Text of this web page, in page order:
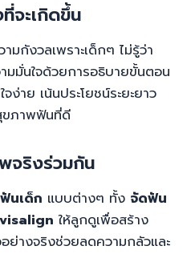
จะเกิดขึ้น
มกังวลเพราะเด็กๆ ไม่รู้ว่า
มมั่นใจด้วยการอธิบายขั้นตอน
ง่าย เน้นประโยชน์ระยะยาว
ขภาพฟันที่ดี
จริงร่วมกัน
นเด็ก แบบต่างๆ ทั้ง จัดฟัน
ให้ลูกดูเพื่อสร้าง
ย่างจริงช่วยลดความกลัวและ